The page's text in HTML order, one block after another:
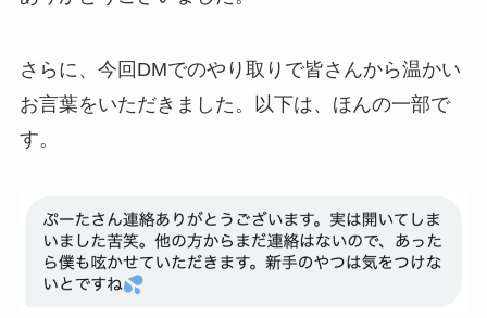
さらに、今回DMでのやり取りで皆さんから温かい
お言葉をいただきました。以下は、ほんの一部で
す。